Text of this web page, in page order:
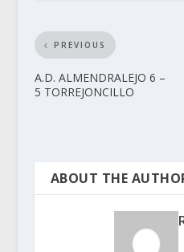
PREVIOUS
A.D. ALMENDRALEJO 6 –
5 TORREJONCILLO
ABOUT THE